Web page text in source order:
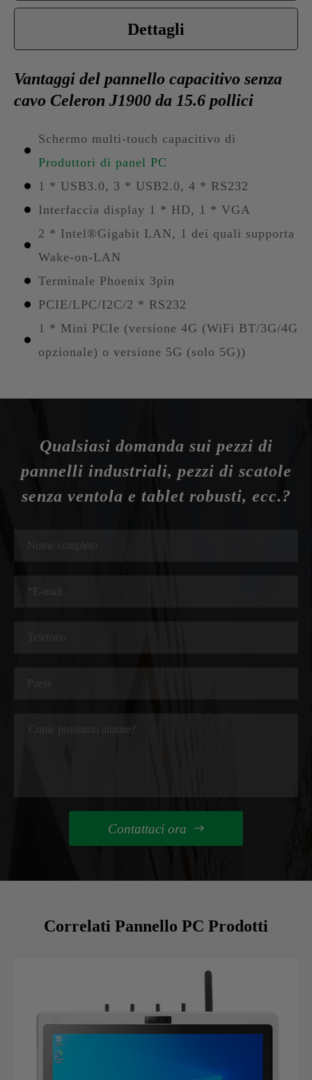
Dettagli
Vantaggi del pannello capacitivo senza
cavo Celeron J1900 da 15.6 pollici
Schermo multi-touch capacitivo di
Produttori di panel PC
1 * USB3.0, 3 * USB2.0, 4 * RS232
Interfaccia display 1 * HD, 1 * VGA
2 * Intel®Gigabit LAN, 1 dei quali supporta
Wake-on-LAN
Terminale Phoenix 3pin
PCIE/LPC/I2C/2 * RS232
1 * Mini PCIe (versione 4G (WiFi BT/3G/4G
opzionale) o versione 5G (solo 5G))
Qualsiasi domanda sui pezzi di
pannelli industriali, pezzi di scatole
senza ventola e tablet robusti, ecc.?
Contattaci ora 
Correlati Pannello PC Prodotti